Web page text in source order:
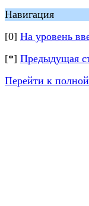
Навигация
[0] На уровень
[*] Предыдущая
Перейти к